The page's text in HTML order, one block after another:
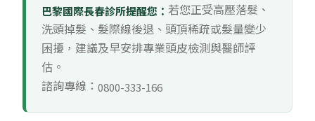
巴黎國際長春診所提醒您：若您正受高壓落髮、
洗頭掉髮、髮際線後退、頭頂稀疏或髮量變少
困擾，建議及早安排專業頭皮檢測與醫師評
估。
諮詢專線：0800-333-166